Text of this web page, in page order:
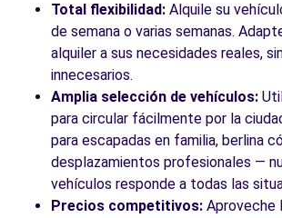
Total flexibilidad: Alquile su
de semana o varias semanas.
alquiler a sus necesidades reales,
innecesarios.
Amplia selección de vehículos:
para circular fácilmente por la
para escapadas en familia, berlina
desplazamientos profesionales —
vehículos responde a todas las
Precios competitivos: Aproveche